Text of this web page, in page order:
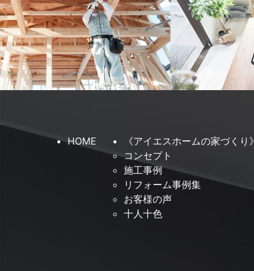
HOME
《アイエスホームの家づくり》
コンセプト
施工事例
リフォーム事例集
お客様の声
十人十色